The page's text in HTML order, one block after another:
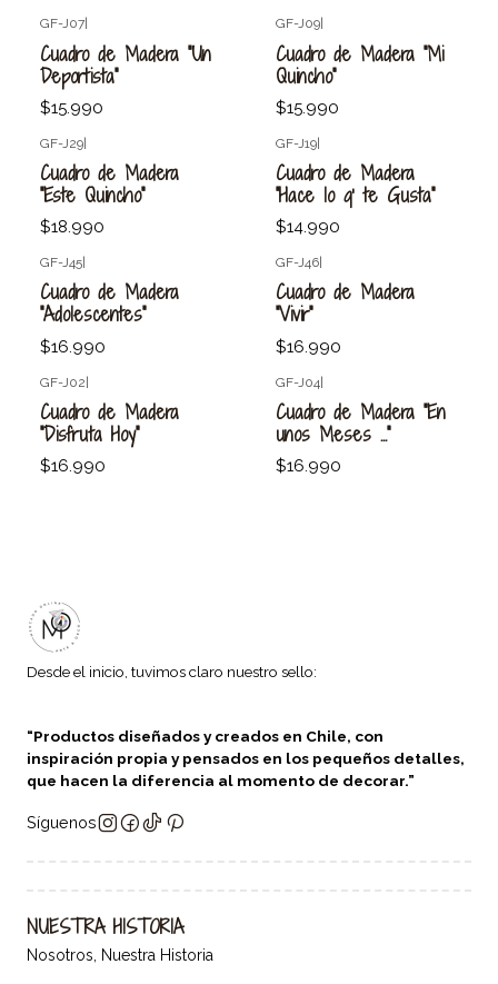
GF-J07
Cuadro de Madera "Un
Deportista"
$15.990
GF-J09
Cuadro de Madera "Mi
Quincho"
$15.990
GF-J29|
Cuadro de Madera
"Este Quincho"
$18.990
GF-J19|
Cuadro de Madera
"Hace lo q' te Gusta"
$14.990
GF-J45
Cuadro de Madera
"Adolescentes"
$16.990
Agotado
GF-J46
Cuadro de Madera
"Vivir"
$16.990
GF-J02|
Cuadro de Madera
"Disfruta Hoy"
$16.990
GF-J04|
Cuadro de Madera "En
unos Meses ..."
$16.990
Desde el inicio, tuvimos claro nuestro sello:
“Productos diseñados y creados en Chile, con
inspiración propia y pensados en los pequeños detalles,
que hacen la diferencia al momento de decorar.”
Síguenos
NUESTRA HISTORIA
Nosotros, Nuestra Historia